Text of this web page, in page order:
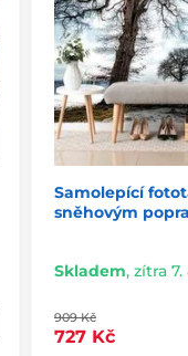
dané
některé části.
cm.
196x270(4 pruhy),
Samolepící
sněhovým
Skladem, zítra 7.
909 Kč
727 Kč